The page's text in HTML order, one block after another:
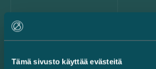
Tämä sivusto käyttää evästeitä
Uusimmat referenssit